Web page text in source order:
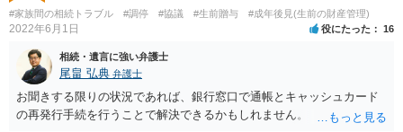
望に関する申出書」と共に提出することも考えられます。 ご質問：書
いた方が良い事と書かない方が良い事 回答： お姉さんが申立書の「申
立ての趣旨」のところに書いている遺産の分け方に対して意見があれ
ば、まずそれを書くとよいです。 次に「申立ての理由」のところに、
なぜ調停を申し立てたのか(例えば、あかささんと話合いが出来ない／
決裂した、など)や亡くなった方・あかささん・お姉さん間の事情やい
きさつなどが書かれていると思うので、あかささんから見てそれは違
#家族間の相続トラブル #調停 #協議 #生前贈与 #成年後見(生前の財産管理)
2022年6月1日 役にたった 16
相続・遺言に強い弁護士
尾畠 弘典 弁護士
お聞きする限りの状況であれば、銀行窓口で通帳とキャッシュカード
の再発行手続を行うことで解決できるかもしれません。